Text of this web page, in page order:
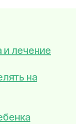
и лечение
на